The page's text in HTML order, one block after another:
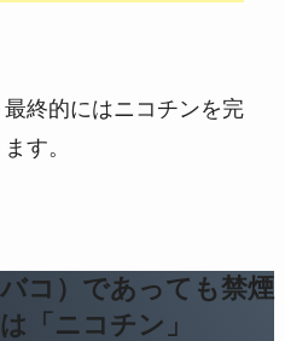
終的にはニコチンを完
す。
コ）であっても禁煙
「ニコチン」